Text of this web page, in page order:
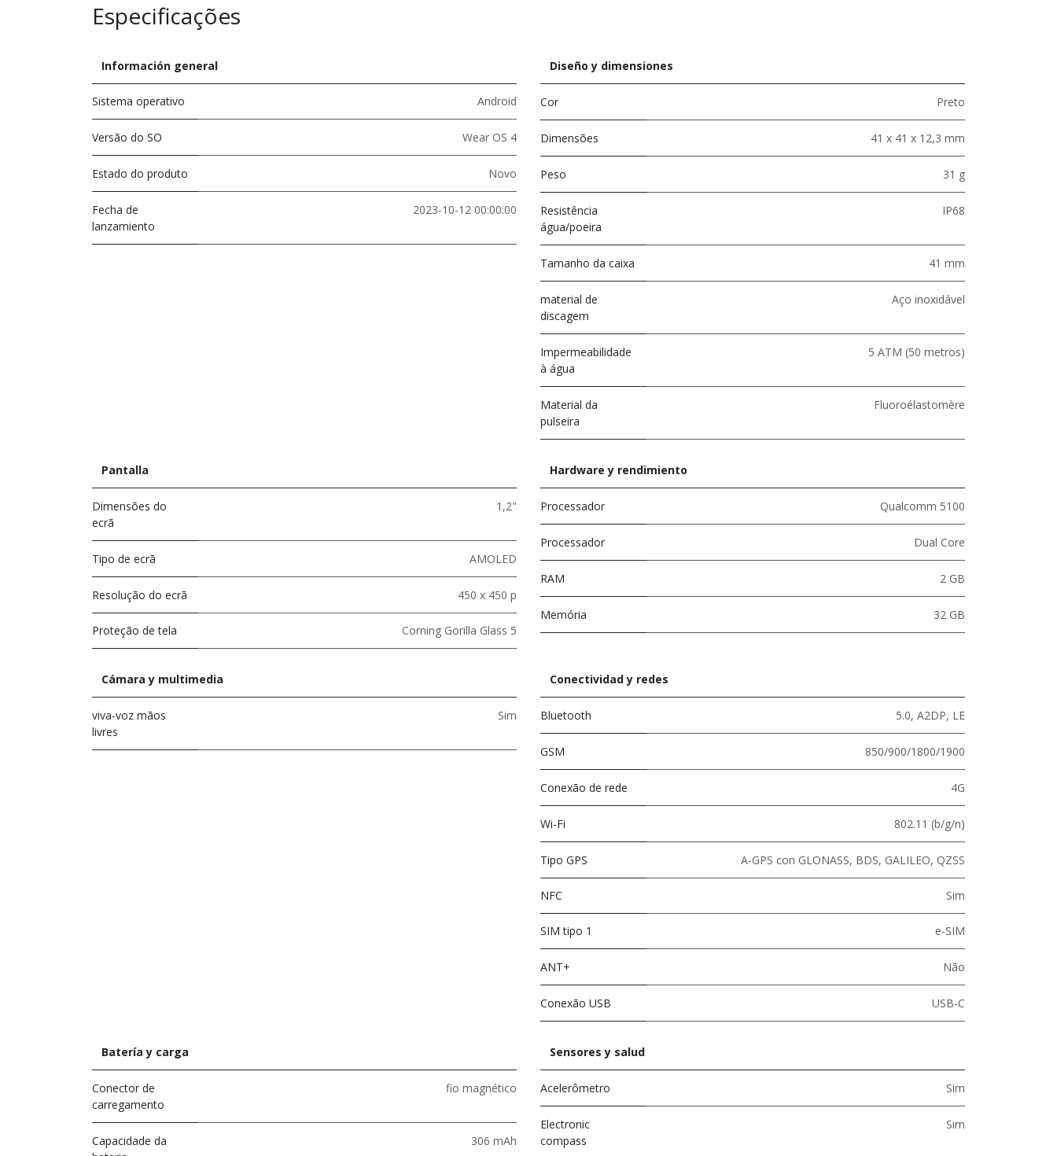
Especificações
Información general
Sistema operativo Android
Versão do SO Wear OS 4
Estado do produto Novo
Fecha de
lanzamiento
2023-10-12 00:00:00
Diseño y dimensiones
Cor Preto
Dimensões 41 x 41 x 12,3 mm
Peso 31 g
Resistência
água/poeira
IP68
Tamanho da caixa 41 mm
material de
discagem
Aço inoxidável
Impermeabilidade
à água
5 ATM (50 metros)
Material da
pulseira
Fluoroélastomère
Pantalla
Dimensões do
ecrã
1,2"
Tipo de ecrã AMOLED
Resolução do ecrã 450 x 450 p
Proteção de tela Corning Gorilla Glass 5
Hardware y rendimiento
Processador Qualcomm 5100
Processador Dual Core
RAM 2 GB
Memória 32 GB
Cámara y multimedia
viva-voz mãos
livres
Sim
Conectividad y redes
Bluetooth 5.0, A2DP, LE
GSM 850/900/1800/1900
Conexão de rede 4G
Wi-Fi 802.11 (b/g/n)
Tipo GPS A-GPS con GLONASS, BDS, GALILEO, QZSS
NFC Sim
SIM tipo 1 e-SIM
ANT+ Não
Conexão USB USB-C
Batería y carga
Conector de
carregamento
fio magnético
Capacidade da
306 mAh
Sensores y salud
Acelerômetro Sim
Electronic
compass
Sim